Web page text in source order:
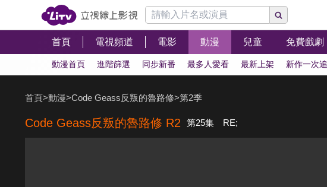
首頁 電視頻道 電影 動漫 兒童 免費戲劇
動漫首頁 進階篩選 同步新番 最多人愛看 最新上架 新作一次追
首頁>動漫>Code Geass反叛的魯路修>第2季
Code Geass反叛的魯路修 R2 第25集 RE;